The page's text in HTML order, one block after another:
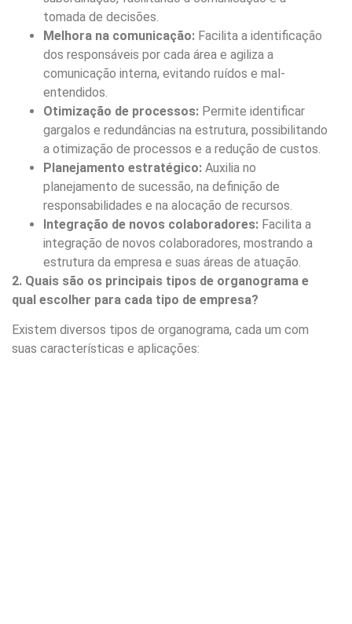
tomada de decisões.
Melhora na comunicação: Facilita a identificação
dos responsáveis por cada área e agiliza a
comunicação interna, evitando ruídos e mal-
entendidos.
Otimização de processos: Permite identificar
gargalos e redundâncias na estrutura, possibilitando
a otimização de processos e a redução de custos.
Planejamento estratégico: Auxilia no
planejamento de sucessão, na definição de
responsabilidades e na alocação de recursos.
Integração de novos colaboradores: Facilita a
integração de novos colaboradores, mostrando a
estrutura da empresa e suas áreas de atuação.
2. Quais são os principais tipos de organograma e
qual escolher para cada tipo de empresa?
Existem diversos tipos de organograma, cada um com
suas características e aplicações: